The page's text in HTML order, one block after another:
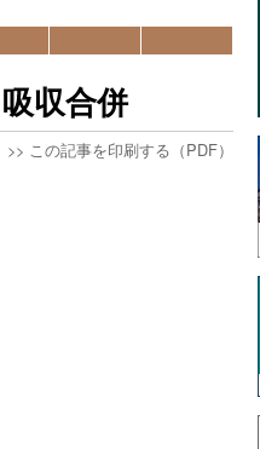
収合併
>> この記事を印刷する（PDF）